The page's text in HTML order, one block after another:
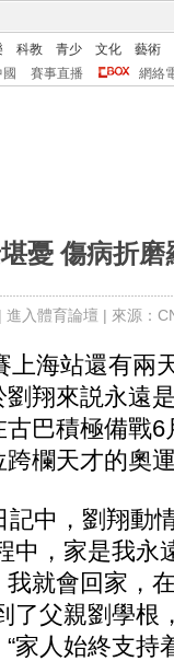
科教 青少 文化
藝術
賽事直播 網絡
憂 傷病折
進入體育論壇 | 來源：
上海站還有兩
翔來説永遠
古巴積極備戰6
欄天才的奧
中，劉翔動
中，家是我永
就會回家，
了父親劉學根
家人始終支持